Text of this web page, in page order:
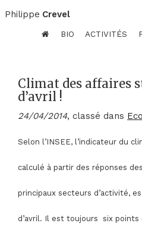
Philippe Crevel
BIO ACTIVITÉS
Climat des affaires
d’avril !
24/04/2014, classé dans
Selon l’INSEE, l’indicateur du
calculé à partir des réponses
principaux secteurs d’activité,
d’avril. Il est toujours six points